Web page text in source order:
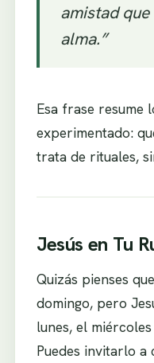
amistad
alma.”
Esa frase resume
experimentado:
trata de rituales,
Jesús en Tu
Quizás pienses
domingo, pero
lunes, el
Puedes invitarlo a